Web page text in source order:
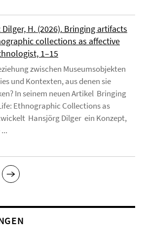
H. (2026). Bringing artifacts
collections as affective
1–15
zwischen Museumsobjekten
und Kontexten, aus denen sie
In seinem neuen Artikel Bringing
Ethnographic Collections as
Hansjörg Dilger ein Konzept,